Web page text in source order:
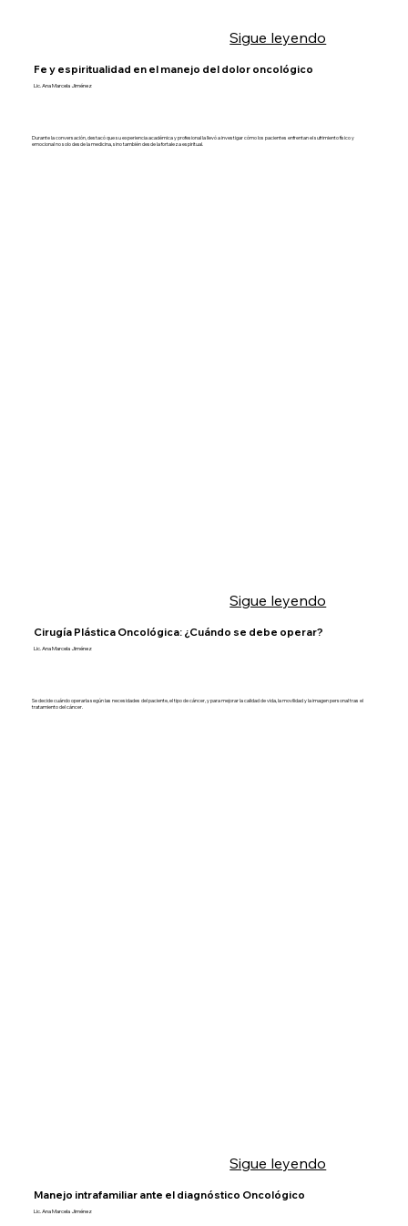
Sigue leyendo
Fe y espiritualidad en el manejo del dolor oncológico
Lic. Ana Marcela Jiménez
Durante la conversación, destacó que su experiencia académica y profesional la llevó a investigar cómo los pacientes enfrentan el sufrimiento físico y
emocional no solo desde la medicina, sino también desde la fortaleza espiritual.
Sigue leyendo
Cirugía Plástica Oncológica: ¿Cuándo se debe operar?
Lic. Ana Marcela Jiménez
Se decide cuándo operarla según las necesidades del paciente, el tipo de cáncer, y para mejorar la calidad de vida, la movilidad y la imagen personal tras el
tratamiento del cáncer.
Sigue leyendo
Manejo intrafamiliar ante el diagnóstico Oncológico
Lic. Ana Marcela Jiménez